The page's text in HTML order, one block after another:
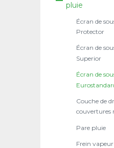
pluie
Écran de
Protector
Écran de
Superior
Écran de
Couche de
couvertures
Pare pluie
Frein